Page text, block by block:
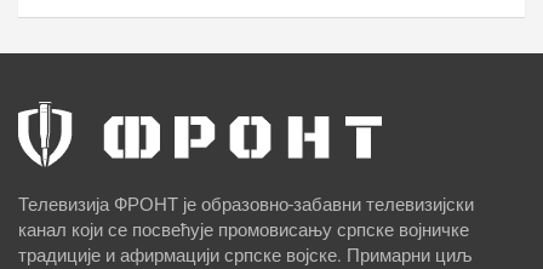
Телевизија ФРОНТ је образовно-забавни телевизијски
канал који се посвећује промовисању српске војничке
традиције и афирмацији српске војске. Примарни циљ